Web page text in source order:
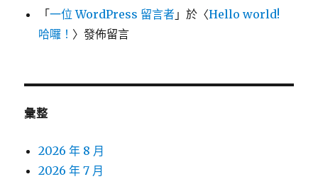
「一位 WordPress 留言者 」於〈Hello world!
哈囉！ 〉發佈留言
彙整
2026 年 8 月
2026 年 7 月